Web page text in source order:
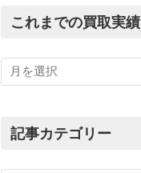
これまでの買取実績
ま
買記事カテゴリー